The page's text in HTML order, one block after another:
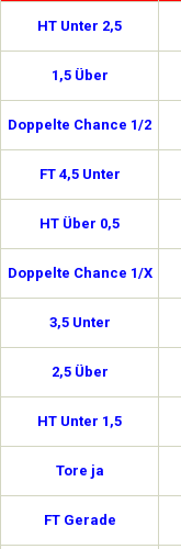
HT Unter 2,5
1,5 Über
Doppelte Chance 1/2
FT 4,5 Unter
HT Über 0,5
Doppelte Chance 1/X
3,5 Unter
2,5 Über
HT Unter 1,5
Tore ja
FT Gerade